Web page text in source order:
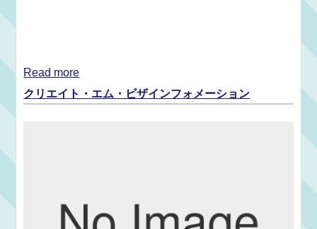
Read more
クリエイト・エム・ビザインフォメーション